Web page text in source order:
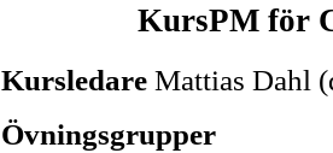
KursPM för
Kursledare Mattias Dahl
Övningsgrupper